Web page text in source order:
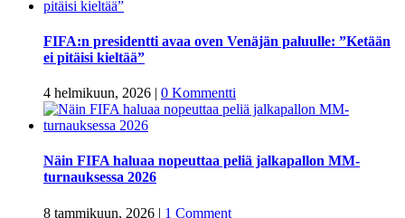
FIFA:n presidentti avaa oven Venäjän paluulle: ”Ketään
ei pitäisi kieltää”
4 helmikuun, 2026 | 0 Kommentti
Näin FIFA haluaa nopeuttaa peliä jalkapallon MM-
turnauksessa 2026
8 tammikuun, 2026 | 1 Comment